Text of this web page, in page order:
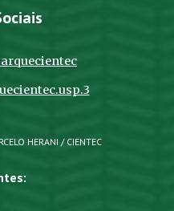
HERANI / CIENTEC